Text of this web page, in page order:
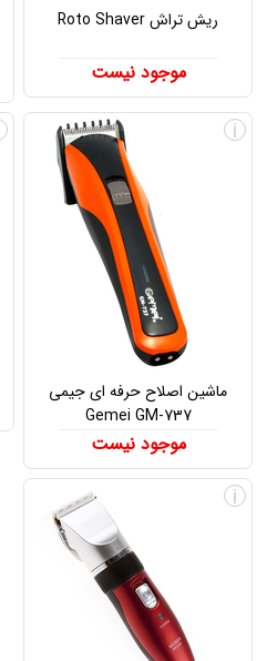
ریش تراش Roto Shaver
موجود نیست
ماشین اصلاح حرفه ای جیمی
Gemei GM-737
موجود نیست
i
i